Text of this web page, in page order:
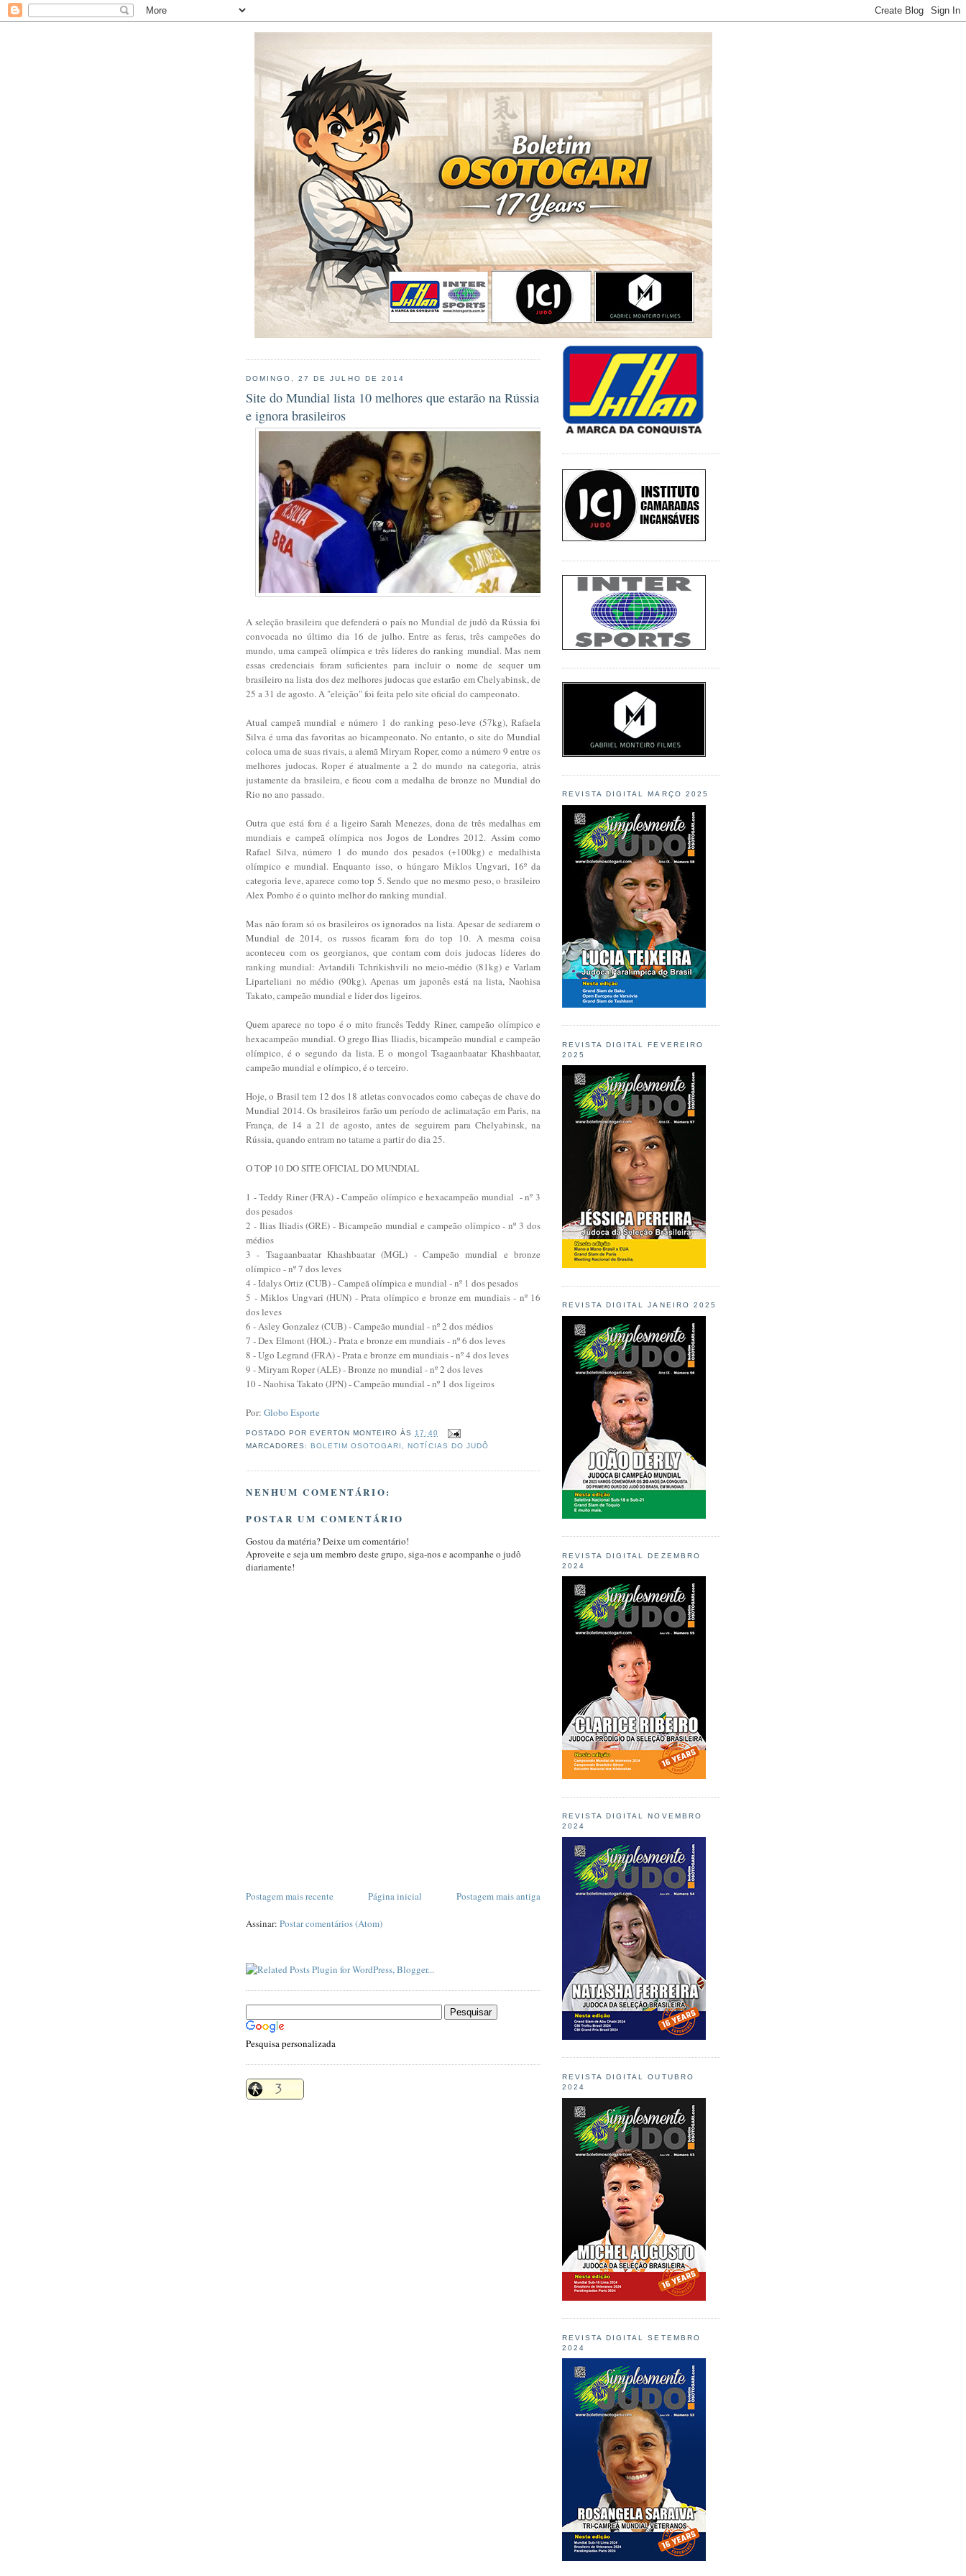
DOMINGO, 27 DE JULHO DE 2014
Site do Mundial lista 10 melhores que estarão na Rússia
e ignora brasileiros
A seleção brasileira que defenderá o país no Mundial de judô da Rússia foi
convocada no último dia 16 de julho. Entre as feras, três campeões do
mundo, uma campeã olímpica e três líderes do ranking mundial. Mas nem
essas credenciais foram suficientes para incluir o nome de sequer um
brasileiro na lista dos dez melhores judocas que estarão em Chelyabinsk, de
25 a 31 de agosto. A "eleição" foi feita pelo site oficial do campeonato.
Atual campeã mundial e número 1 do ranking peso-leve (57kg), Rafaela
Silva é uma das favoritas ao bicampeonato. No entanto, o site do Mundial
coloca uma de suas rivais, a alemã Miryam Roper, como a número 9 entre os
melhores judocas. Roper é atualmente a 2 do mundo na categoria, atrás
justamente da brasileira, e ficou com a medalha de bronze no Mundial do
Rio no ano passado.
Outra que está fora é a ligeiro Sarah Menezes, dona de três medalhas em
mundiais e campeã olímpica nos Jogos de Londres 2012. Assim como
Rafael Silva, número 1 do mundo dos pesados (+100kg) e medalhista
olímpico e mundial. Enquanto isso, o húngaro Miklos Ungvari, 16º da
categoria leve, aparece como top 5. Sendo que no mesmo peso, o brasileiro
Alex Pombo é o quinto melhor do ranking mundial.
Mas não foram só os brasileiros os ignorados na lista. Apesar de sediarem o
Mundial de 2014, os russos ficaram fora do top 10. A mesma coisa
aconteceu com os georgianos, que contam com dois judocas líderes do
ranking mundial: Avtandili Tchrikishvili no meio-médio (81kg) e Varlam
Liparteliani no médio (90kg). Apenas um japonês está na lista, Naohisa
Takato, campeão mundial e líder dos ligeiros.
Quem aparece no topo é o mito francês Teddy Riner, campeão olímpico e
hexacampeão mundial. O grego Ilias Iliadis, bicampeão mundial e campeão
olímpico, é o segundo da lista. E o mongol Tsagaanbaatar Khashbaatar,
campeão mundial e olímpico, é o terceiro.
Hoje, o Brasil tem 12 dos 18 atletas convocados como cabeças de chave do
Mundial 2014. Os brasileiros farão um período de aclimatação em Paris, na
França, de 14 a 21 de agosto, antes de seguirem para Chelyabinsk, na
Rússia, quando entram no tatame a partir do dia 25.
O TOP 10 DO SITE OFICIAL DO MUNDIAL
1 - Teddy Riner (FRA) - Campeão olímpico e hexacampeão mundial - nº 3
dos pesados
2 - Ilias Iliadis (GRE) - Bicampeão mundial e campeão olímpico - nº 3 dos
médios
3 - Tsagaanbaatar Khashbaatar (MGL) - Campeão mundial e bronze
olímpico - nº 7 dos leves
4 - Idalys Ortiz (CUB) - Campeã olímpica e mundial - nº 1 dos pesados
5 - Miklos Ungvari (HUN) - Prata olímpico e bronze em mundiais - nº 16
dos leves
6 - Asley Gonzalez (CUB) - Campeão mundial - nº 2 dos médios
7 - Dex Elmont (HOL) - Prata e bronze em mundiais - nº 6 dos leves
8 - Ugo Legrand (FRA) - Prata e bronze em mundiais - nº 4 dos leves
9 - Miryam Roper (ALE) - Bronze no mundial - nº 2 dos leves
10 - Naohisa Takato (JPN) - Campeão mundial - nº 1 dos ligeiros
Por: Globo Esporte
POSTADO POR EVERTON MONTEIRO ÀS17:40
MARCADORES:BOLETIM OSOTOGARI ,NOTÍCIAS DO JUDÔ
NENHUM COMENTÁRIO:
POSTAR UM COMENTÁRIO
Gostou da matéria? Deixe um comentário!
Aproveite e seja um membro deste grupo, siga-nos e acompanhe o judô
diariamente!
Postagem mais recente Postagem mais antiga
Página inicial
Assinar: Postar comentários (Atom)
Pesquisa personalizada
REVISTA DIGITAL MARÇO 2025
REVISTA DIGITAL FEVEREIRO
2025
REVISTA DIGITAL JANEIRO 2025
REVISTA DIGITAL DEZEMBRO
2024
REVISTA DIGITAL NOVEMBRO
2024
REVISTA DIGITAL OUTUBRO
2024
REVISTA DIGITAL SETEMBRO
2024